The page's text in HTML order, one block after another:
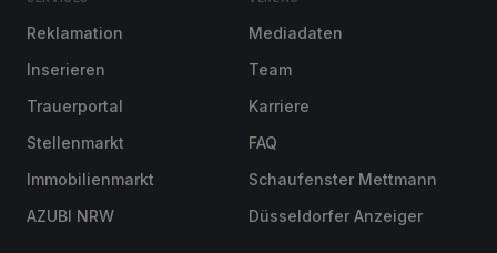
Reklamation
Inserieren
Trauerportal
Stellenmarkt
Immobilienmarkt
AZUBI NRW
Mediadaten
Team
Karriere
FAQ
Schaufenster Mettmann
Düsseldorfer Anzeiger